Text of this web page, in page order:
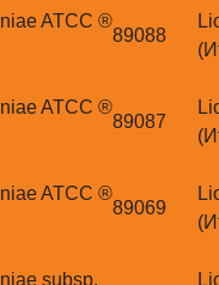
ATCC ®
89088
ATCC ®
89087
ATCC ®
89069
subsp.